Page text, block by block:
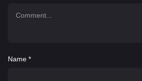
Name *